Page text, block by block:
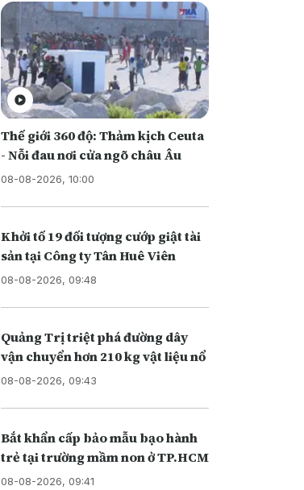
Thế giới 360 độ: Thảm kịch Ceuta
- Nỗi đau nơi cửa ngõ châu Âu
08-08-2026, 10:00
Khởi tố 19 đối tượng cướp giật tài
sản tại Công ty Tân Huê Viên
08-08-2026, 09:48
Quảng Trị triệt phá đường dây
vận chuyển hơn 210 kg vật liệu nổ
08-08-2026, 09:43
Bắt khẩn cấp bảo mẫu bạo hành
trẻ tại trường mầm non ở TP.HCM
08-08-2026, 09:41